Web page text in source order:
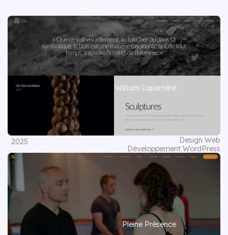
William Laperrière
2025
Design Web
Développement WordPress
Pleine Présence